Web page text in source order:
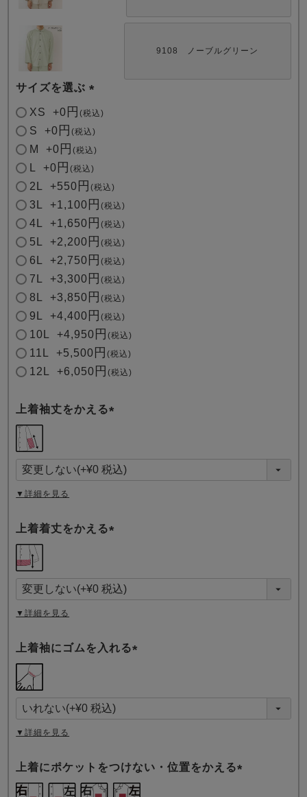
9108 ノーブルグリーン
サイズを選ぶ
(
)
XS +0 税込
S +0 税込
M +0 税込
+0 税込
2L +550 税込
3L +1,100 税込
4L +1,650 税込
5L +2,200 税込
6L +2,750 税込
7L +3,300 税込
8L +3,850 税込
9L +4,400 税込
10L +4,950 税込
11L +5,500 税込
12L +6,050 税込
上着袖丈をかえる
須
)
▼詳細を見る
上着着丈をかえる
須
)
▼詳細を見る
上着袖にゴムを入れる
須
)
▼詳細を見る
上着にポケットをつけない・位置をかえる